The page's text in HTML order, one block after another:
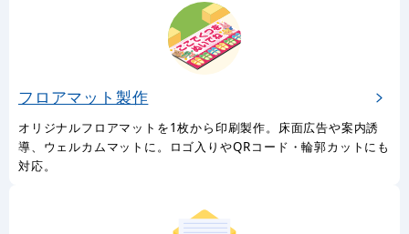
フロアマット製作
オリジナルフロアマットを1枚から印刷製作。床面広告や案内誘
導、ウェルカムマットに。ロゴ入りやQRコード・輪郭カットにも
対応。